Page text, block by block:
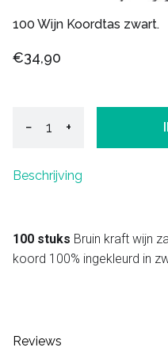
100 Wijn Koordtas zwart.
€34,90
− +
Beschrijving
100 stuks Bruin kraft wijn
koord 100% ingekleurd in
Reviews